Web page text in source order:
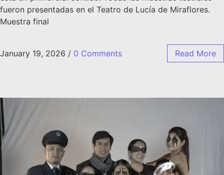
fueron presentadas en el Teatro de Lucía de Miraflores.
Muestra final
January 19, 2026 / 0 Comments Read More